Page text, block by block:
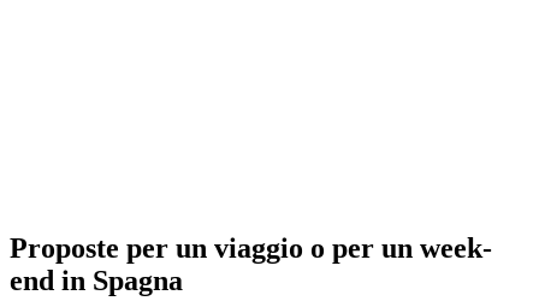
Proposte per un viaggio o per un week-
end in Spagna